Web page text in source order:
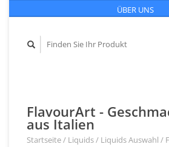
ÜBER UNS
FlavourArt -
aus Italien
Startseite/ Liquids/ Liquids Auswahl /